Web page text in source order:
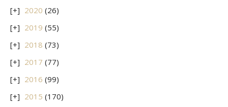
2020 (26)
2019 (55)
2018 (73)
2017 (77)
2016 (99)
2015 (170)